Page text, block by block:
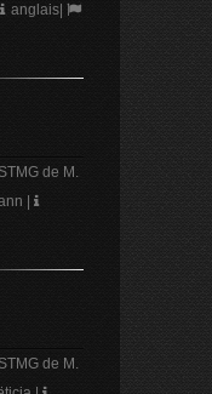
anglais|
de M.
de M.